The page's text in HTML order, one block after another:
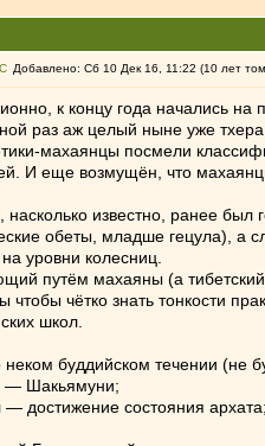
Добавлено: Сб 10 Дек 16, 11:22 (10 лет
к концу года начались на
раз аж целый ныне уже тхера
махаянцы посмели
И еще возмущён, что
насколько известно, ранее
обеты, младше гецула), а
уровни колесниц.
путём махаяны (а
чтобы чётко знать тонкости
школ.
неком буддийском течении (не
— Шакьямуни;
— достижение состояния